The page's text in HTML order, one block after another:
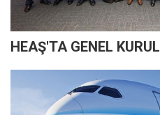
HEAŞ'TA GENEL KURUL